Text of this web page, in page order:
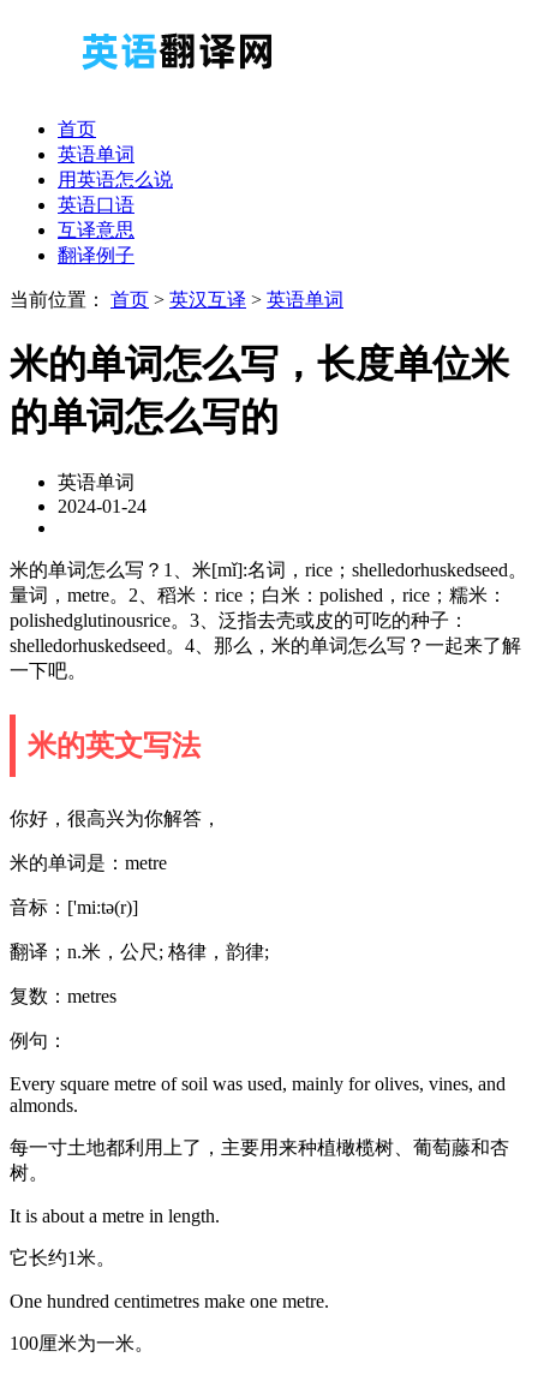
首页
英语单词
用英语怎么说
英语口语
互译意思
翻译例子
当前位置： 首页 > 英汉互译 > 英语单词
米的单词怎么写，长度单位米
的单词怎么写的
英语单词
2024-01-24
米的单词怎么写？1、米[mǐ]:名词，rice；shelledorhuskedseed。
量词，metre。2、稻米：rice；白米：polished，rice；糯米：
polishedglutinousrice。3、泛指去壳或皮的可吃的种子：
shelledorhuskedseed。4、那么，米的单词怎么写？一起来了解
一下吧。
米的英文写法
你好，很高兴为你解答，
米的单词是：metre
音标：['mi:tə(r)]
翻译；n.米，公尺; 格律，韵律;
复数：metres
例句：
Every square metre of soil was used, mainly for olives, vines, and
almonds.
每一寸土地都利用上了，主要用来种植橄榄树、葡萄藤和杏
树。
It is about a metre in length.
它长约1米。
One hundred centimetres make one metre.
100厘米为一米。